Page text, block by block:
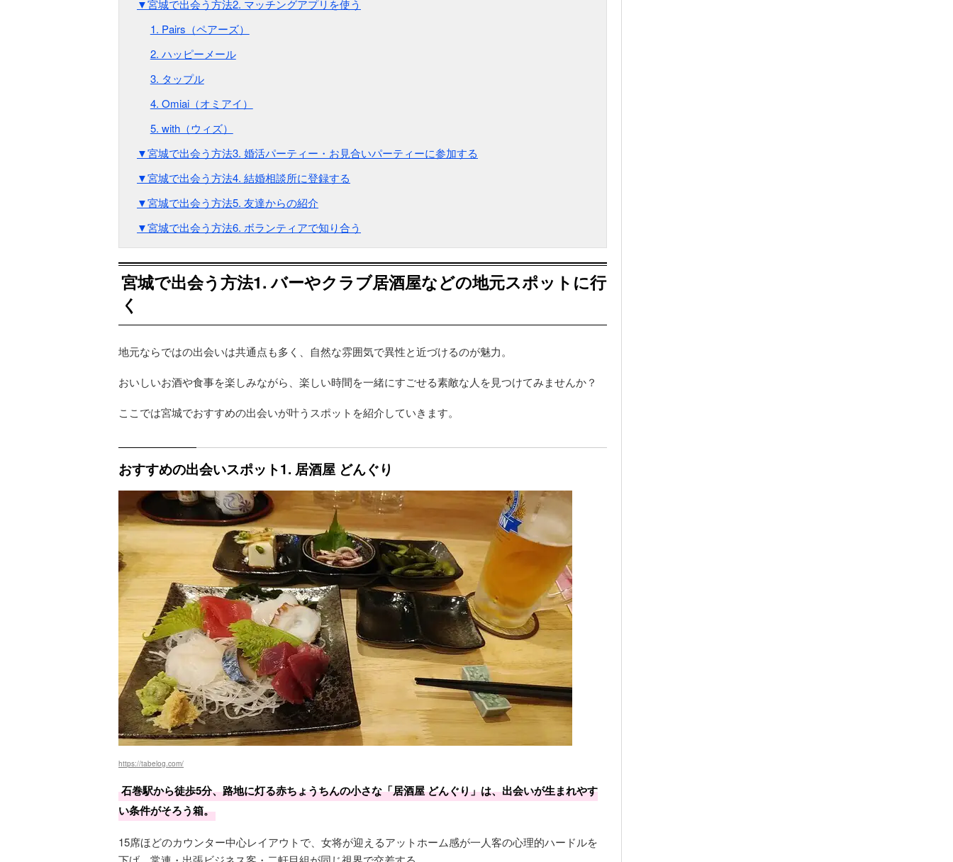
▼宮城で出会う方法2. マッチングアプリを使う
1. Pairs（ペアーズ）
2. ハッピーメール
3. タップル
4. Omiai（オミアイ）
5. with（ウィズ）
▼宮城で出会う方法3. 婚活パーティー・お見合いパーティーに参加する
▼宮城で出会う方法4. 結婚相談所に登録する
▼宮城で出会う方法5. 友達からの紹介
▼宮城で出会う方法6. ボランティアで知り合う
宮城で出会う方法1. バーやクラブ居酒屋などの地元スポットに行
く
地元ならではの出会いは共通点も多く、自然な雰囲気で異性と近づけるのが魅力。
おいしいお酒や食事を楽しみながら、楽しい時間を一緒にすごせる素敵な人を見つけてみませんか？
ここでは宮城でおすすめの出会いが叶うスポットを紹介していきます。
おすすめの出会いスポット1. 居酒屋 どんぐり
https://tabelog.com/
石巻駅から徒歩5分、路地に灯る赤ちょうちんの小さな「居酒屋 どんぐり」は、出会いが生まれやす
い条件がそろう箱。
15席ほどのカウンター中心レイアウトで、女将が迎えるアットホーム感が一人客の心理的ハードルを